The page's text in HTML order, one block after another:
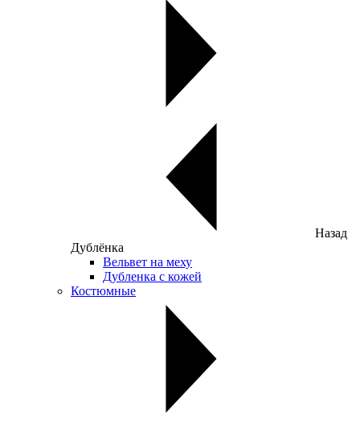
Назад
Дублёнка
Вельвет на меху
Дубленка с кожей
Костюмные